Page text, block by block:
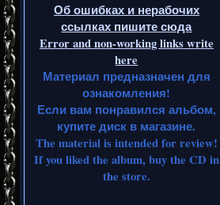
Об ошибках и нерабочих
ссылках пишите сюда
Error and non-working links write
here
Материал предназначен для
ознакомления!
Если вам понравился альбом,
купите диск в магазине.
The material is intended for review!
If you liked the album, buy the CD in
the store.